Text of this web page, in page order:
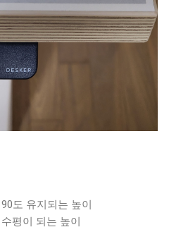
도 유지되는 높이
평이 되는 높이